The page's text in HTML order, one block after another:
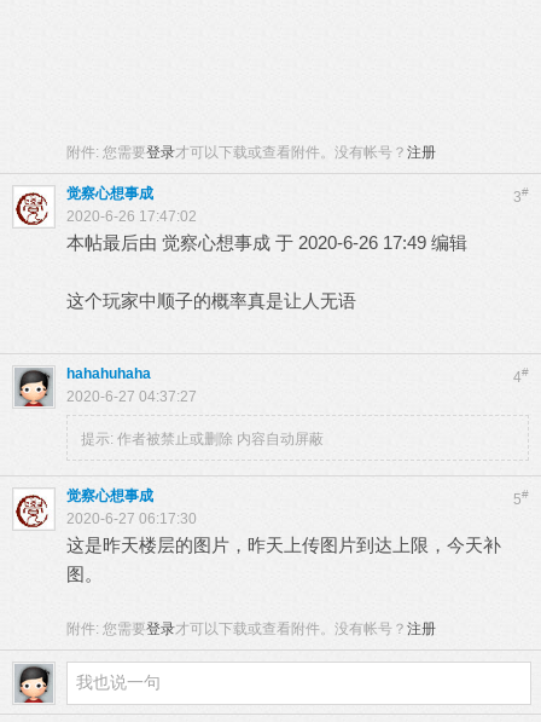
附件: 您需要登录才可以下载或查看附件。没有帐号？ 注册
3#
觉察心想事成
2020-6-26 17:47:02
本帖最后由 觉察心想事成 于 2020-6-26 17:49 编辑
这个玩家中顺子的概率真是让人无语
4#
hahahuhaha
2020-6-27 04:37:27
提示: 作者被禁止或删除 内容自动屏蔽
5#
觉察心想事成
2020-6-27 06:17:30
这是昨天楼层的图片，昨天上传图片到达上限，今天补
图。
附件: 您需要登录才可以下载或查看附件。没有帐号？ 注册